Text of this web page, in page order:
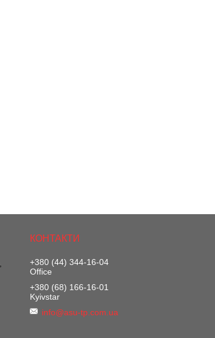
+380 (44) 344-16-04
Office
+380 (68) 166-16-01
Kyivstar
info@asu-tp.com.ua